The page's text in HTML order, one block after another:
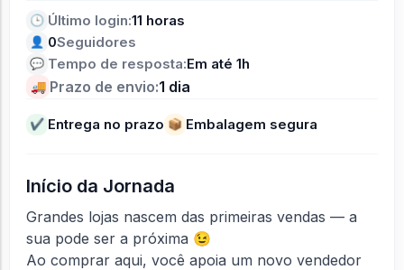
🕒 Último login:11 horas
👤 0Seguidores
💬 Tempo de resposta:Em até 1h
🚚 Prazo de envio:1 dia
✔ Entrega no prazo 📦 Embalagem segura
Início da Jornada
Grandes lojas nascem das primeiras vendas — a
sua pode ser a próxima 😉
Ao comprar aqui, você apoia um novo vendedor